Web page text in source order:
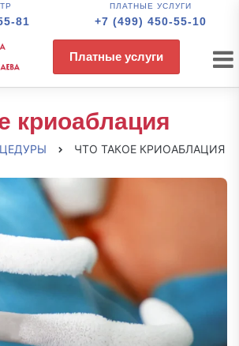
81
ПЛАТНЫЕ УСЛУГИ
+7 (499) 450-55-10
Платные услуги
криоаблация
ЧТО ТАКОЕ КРИОАБЛАЦИЯ